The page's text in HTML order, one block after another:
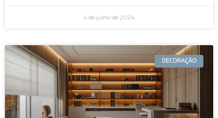
4 de julho de 2024
DECORAÇÃO